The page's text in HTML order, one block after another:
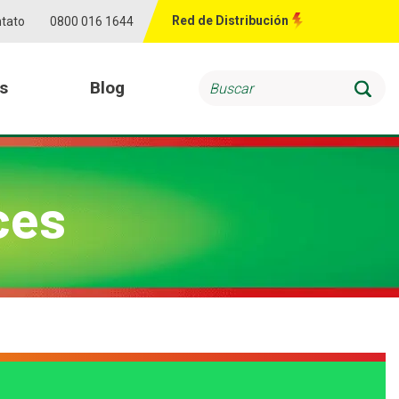
0800 016 1644 Red de Distribución
Clarios
Baterías para Flotas
Blog